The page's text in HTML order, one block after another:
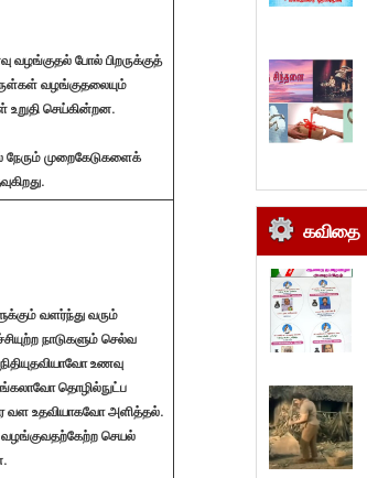
வழங்குதல் போல் பிறருக்குத்
வழங்குதலையும்
உறுதி செய்கின்றன.
நேரும் முறைகேடுகளைக்
வளர்ந்து வரும்
நாடுகளும் செல்வ
உணவு
தொழில்நுட்ப
வள உதவியாகவோ அளித்தல்.
செயல்
கவிதை